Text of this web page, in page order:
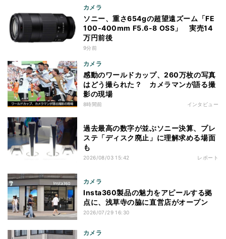
カメラ
ソニー、重さ654gの超望遠ズーム「FE
100-400mm F5.6-8 OSS」 実売14
万円前後
9分前
カメラ
感動のワールドカップ、260万枚の写真
はどう撮られた？ カメラマンが語る撮
影の現場
8時間前 インタビュー
過去最高の数字が並ぶソニー決算、プレ
ステ「ディスク廃止」に理解求める場面
も
2026/08/03 15:42 レポート
カメラ
Insta360製品の魅力をアピールする拠
点に、浅草寺の脇に直営店がオープン
2026/07/29 16:30
カメラ